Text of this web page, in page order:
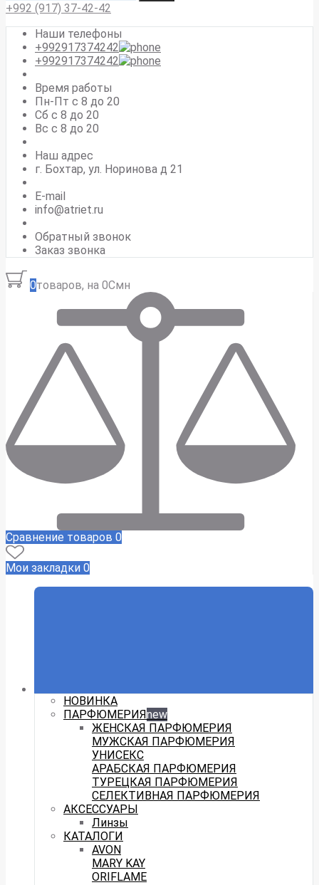
+992 (917) 37-42-42
Наши телефоны
+992917374242
+992917374242
Время работы
Пн-Пт с 8 до 20
Сб с 8 до 20
Вс c 8 до 20
Наш адрес
г. Бохтар, ул. Норинова д 21
E-mail
info@atriet.ru
Обратный звонок
Заказ звонка
0товаров, на 0Смн
Сравнение товаров 0
Мои закладки 0
НОВИНКА
ПАРФЮМЕРИЯnew
ЖЕНСКАЯ ПАРФЮМЕРИЯ
МУЖСКАЯ ПАРФЮМЕРИЯ
УНИСЕКС
АРАБСКАЯ ПАРФЮМЕРИЯ
ТУРЕЦКАЯ ПАРФЮМЕРИЯ
СЕЛЕКТИВНАЯ ПАРФЮМЕРИЯ
АКСЕССУАРЫ
Линзы
КАТАЛОГИ
AVON
MARY KAY
ORIFLAME